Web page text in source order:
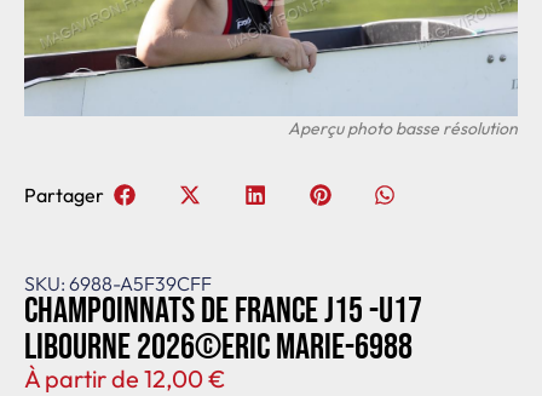
SKU: 6988-A5F39CFF
Champoinnats de France J15 -U17
Libourne 2026©Eric Marie-6988
À partir de 12,00€
Partager